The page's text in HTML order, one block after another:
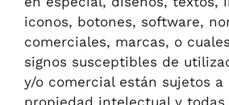
iconos, botones, software,
comerciales, marcas, o
signos susceptibles de
y/o comercial están sujetos a
propiedad intelectual y todas